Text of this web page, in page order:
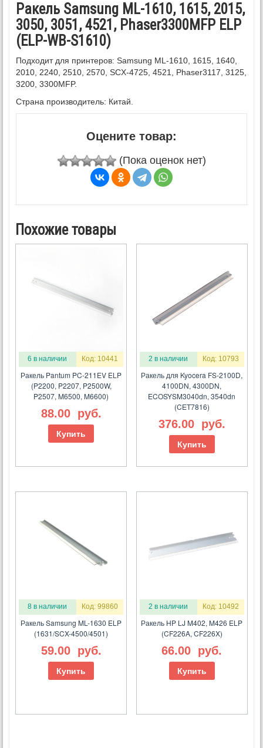
Ракель Samsung ML-1610, 1615, 2015,
3050, 3051, 4521, Phaser3300MFP ELP
(ELP-WB-S1610)
Подходит для принтеров: Samsung ML-1610, 1615, 1640,
2010, 2240, 2510, 2570, SCX-4725, 4521, Phaser3117, 3125,
3200, 3300MFP.
Страна производитель: Китай.
Оцените товар:
(Пока оценок нет)
Похожие товары
6 в наличии Код: 10441
Ракель Pantum PC-211EV ELP
(P2200, P2207, P2500W,
P2507, M6500, M6600)
88.00 руб.
Купить
2 в наличии Код: 10793
Ракель для Kyocera FS-2100D,
4100DN, 4300DN,
ECOSYSM3040dn, 3540dn
(CET7816)
376.00 руб.
Купить
8 в наличии Код: 99860
Ракель Samsung ML-1630 ELP
(1631/SCX-4500/4501)
59.00 руб.
Купить
2 в наличии Код: 10492
Ракель HP LJ M402, M426 ELP
(CF226A, CF226X)
66.00 руб.
Купить